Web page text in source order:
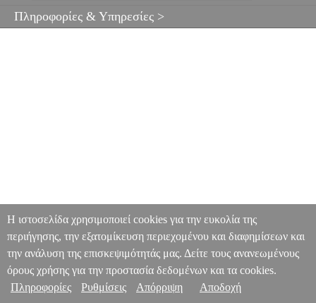
Πληροφορίες & Υπηρεσίες >
Η ιστοσελίδα χρησιμοποιεί cookies για την ευκολία της
περιήγησης, την εξατομίκευση περιεχομένου και διαφημίσεων και
την ανάλυση της επισκεψιμότητάς μας. Δείτε τους ανανεωμένους
όρους χρήσης για την προστασία δεδομένων και τα cookies.
Πληροφορίες
Ρυθμίσεις Απόρριψη Αποδοχή